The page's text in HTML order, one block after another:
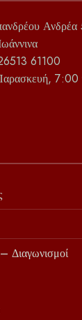
Ανδρέα
61100
Διαγωνισμοί